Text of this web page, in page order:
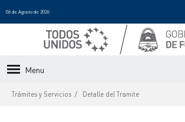
06 de Agosto de 2026
Menu
Trámites y Servicios Detalle del Tramite